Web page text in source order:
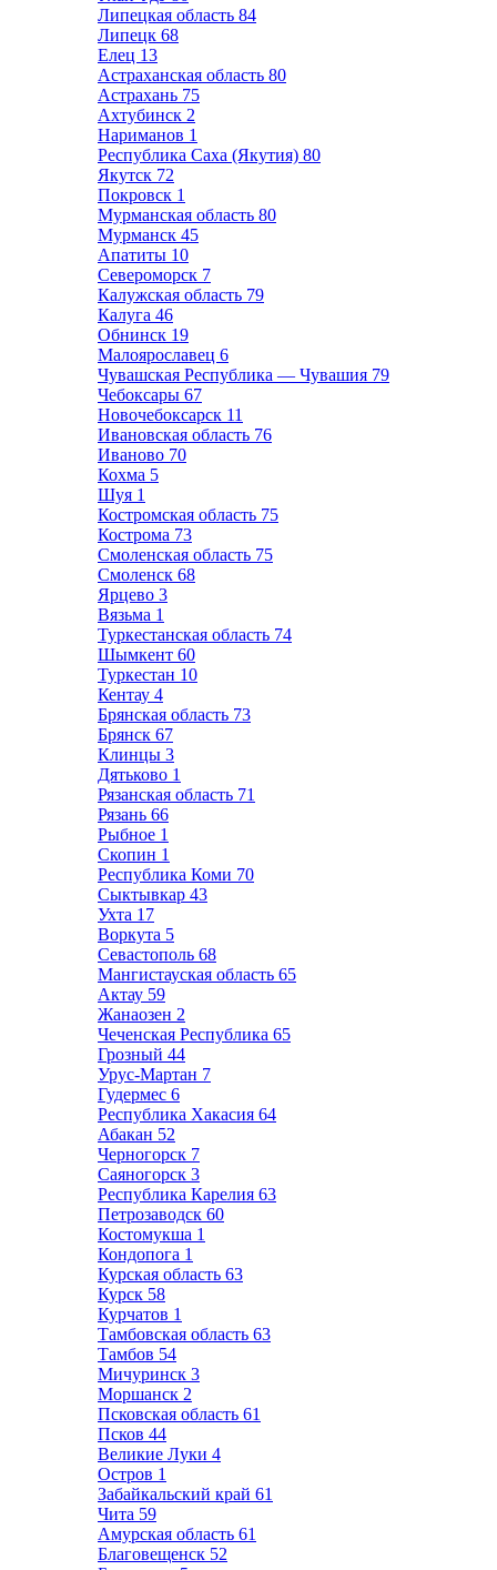
Липецкая область 84
Липецк 68
Елец 13
Астраханская область 80
Астрахань 75
Ахтубинск 2
Нариманов 1
Республика Саха (Якутия) 80
Якутск 72
Покровск 1
Мурманская область 80
Мурманск 45
Апатиты 10
Североморск 7
Калужская область 79
Калуга 46
Обнинск 19
Малоярославец 6
Чувашская Республика — Чувашия 79
Чебоксары 67
Новочебоксарск 11
Ивановская область 76
Иваново 70
Кохма 5
Шуя 1
Костромская область 75
Кострома 73
Смоленская область 75
Смоленск 68
Ярцево 3
Вязьма 1
Туркестанская область 74
Шымкент 60
Туркестан 10
Кентау 4
Брянская область 73
Брянск 67
Клинцы 3
Дятьково 1
Рязанская область 71
Рязань 66
Рыбное 1
Скопин 1
Республика Коми 70
Сыктывкар 43
Ухта 17
Воркута 5
Севастополь 68
Мангистауская область 65
Актау 59
Жанаозен 2
Чеченская Республика 65
Грозный 44
Урус-Мартан 7
Гудермес 6
Республика Хакасия 64
Абакан 52
Черногорск 7
Саяногорск 3
Республика Карелия 63
Петрозаводск 60
Костомукша 1
Кондопога 1
Курская область 63
Курск 58
Курчатов 1
Тамбовская область 63
Тамбов 54
Мичуринск 3
Моршанск 2
Псковская область 61
Псков 44
Великие Луки 4
Остров 1
Забайкальский край 61
Чита 59
Амурская область 61
Благовещенск 52